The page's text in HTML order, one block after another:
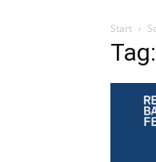
Start